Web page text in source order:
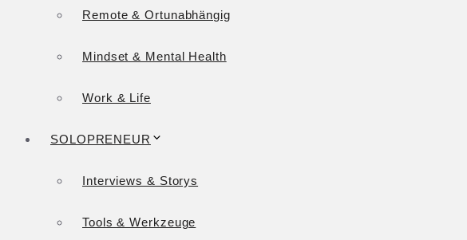
Remote & Ortunabhängig
Mindset & Mental Health
Work & Life
SOLOPRENEUR
Interviews & Storys
Tools & Werkzeuge